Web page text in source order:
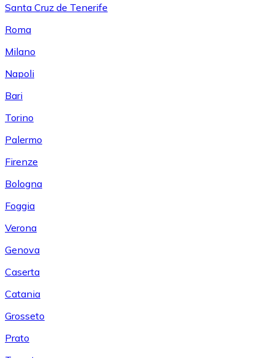
Santa Cruz de Tenerife
Roma
Milano
Napoli
Bari
Torino
Palermo
Firenze
Bologna
Foggia
Verona
Genova
Caserta
Catania
Grosseto
Prato